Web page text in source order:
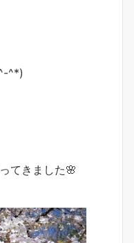
^*)
てきました🌸